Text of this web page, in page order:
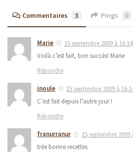
Commentaires 3 Pings 0
Marie
15 septembre 2009 à 16:14
Voilà c’est fait, bon succès! Marie
Répondre
inoule
15 septembre 2009 à
C’est fait depuis l’autre jour !
Répondre
franurranur
15 septembre 2009
trée bonne recettes.